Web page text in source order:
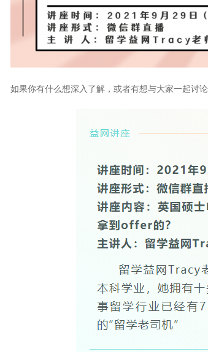
如果你有什么想深入了解，或者有想与大家一起讨